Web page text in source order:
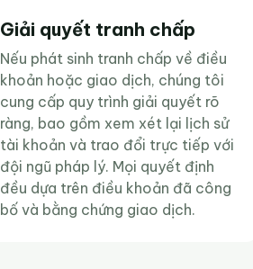
Giải quyết tranh chấp
Nếu phát sinh tranh chấp về điều
khoản hoặc giao dịch, chúng tôi
cung cấp quy trình giải quyết rõ
ràng, bao gồm xem xét lại lịch sử
tài khoản và trao đổi trực tiếp với
đội ngũ pháp lý. Mọi quyết định
đều dựa trên điều khoản đã công
bố và bằng chứng giao dịch.